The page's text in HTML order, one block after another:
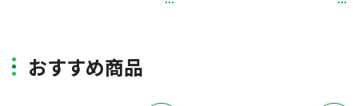
おすすめ商品